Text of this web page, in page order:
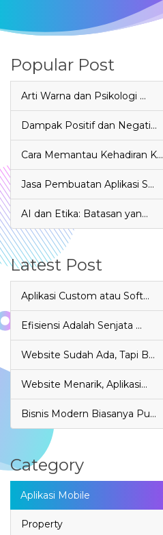
Popular Post
Arti Warna dan Psikologi …
Dampak Positif dan Negati…
Cara Memantau Kehadiran K…
Jasa Pembuatan Aplikasi S…
AI dan Etika: Batasan yan…
Latest Post
Aplikasi Custom atau Soft…
Efisiensi Adalah Senjata …
Website Sudah Ada, Tapi B…
Website Menarik, Aplikasi…
Bisnis Modern Biasanya Pu…
Category
Aplikasi Mobile
Property